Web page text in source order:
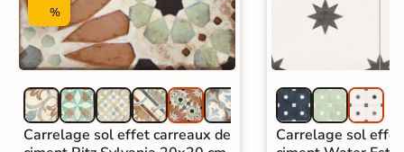
%
Carrelage sol effet carreaux de
Carrelage sol